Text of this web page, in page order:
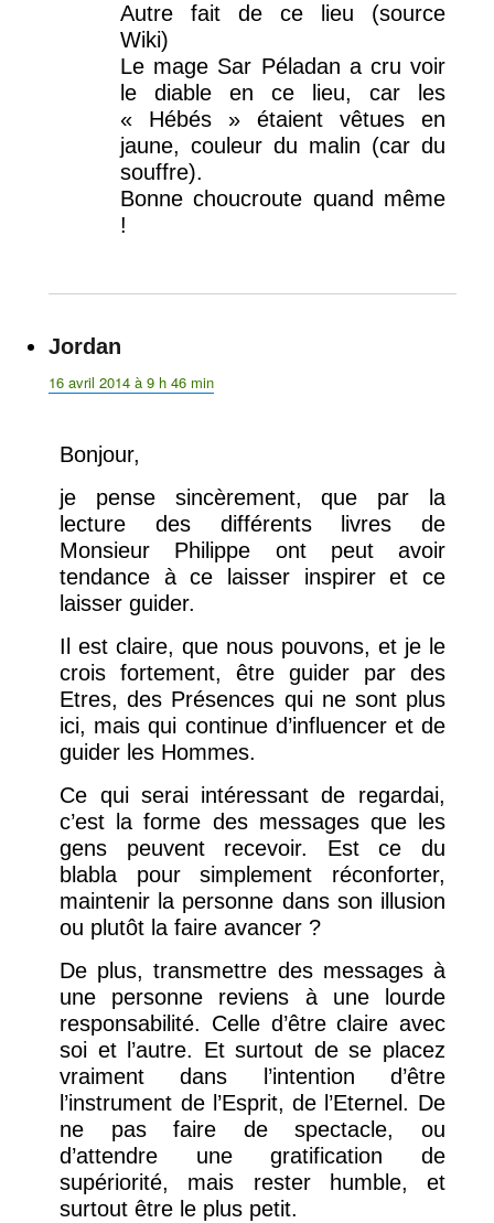
Autre fait de ce lieu (source
Wiki)
Le mage Sar Péladan a cru voir
le diable en ce lieu, car les
« Hébés » étaient vêtues en
jaune, couleur du malin (car du
souffre).
Bonne choucroute quand même
!
Jordan
16 avril 2014 à 9 h 46 min
Bonjour,
je pense sincèrement, que par la
lecture des différents livres de
Monsieur Philippe ont peut avoir
tendance à ce laisser inspirer et ce
laisser guider.
Il est claire, que nous pouvons, et je le
crois fortement, être guider par des
Etres, des Présences qui ne sont plus
ici, mais qui continue d’influencer et de
guider les Hommes.
Ce qui serai intéressant de regardai,
c’est la forme des messages que les
gens peuvent recevoir. Est ce du
blabla pour simplement réconforter,
maintenir la personne dans son illusion
ou plutôt la faire avancer ?
De plus, transmettre des messages à
une personne reviens à une lourde
responsabilité. Celle d’être claire avec
soi et l’autre. Et surtout de se placez
vraiment dans l’intention d’être
l’instrument de l’Esprit, de l’Eternel. De
ne pas faire de spectacle, ou
d’attendre une gratification de
supériorité, mais rester humble, et
surtout être le plus petit.